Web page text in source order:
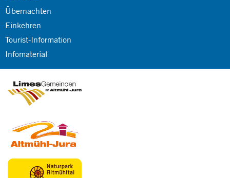
Übernachten
Einkehren
Tourist-Information
Infomaterial